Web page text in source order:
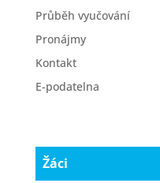
Průběh vyučování
Pronájmy
Kontakt
E-podatelna
Žáci